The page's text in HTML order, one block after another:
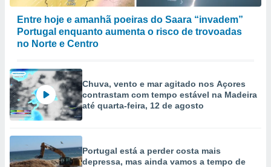
Entre hoje e amanhã poeiras do Saara “invadem”
Portugal enquanto aumenta o risco de trovoadas
no Norte e Centro
Chuva, vento e mar agitado nos Açores
contrastam com tempo estável na Madeira
até quarta-feira, 12 de agosto
Portugal está a perder costa mais
depressa, mas ainda vamos a tempo de